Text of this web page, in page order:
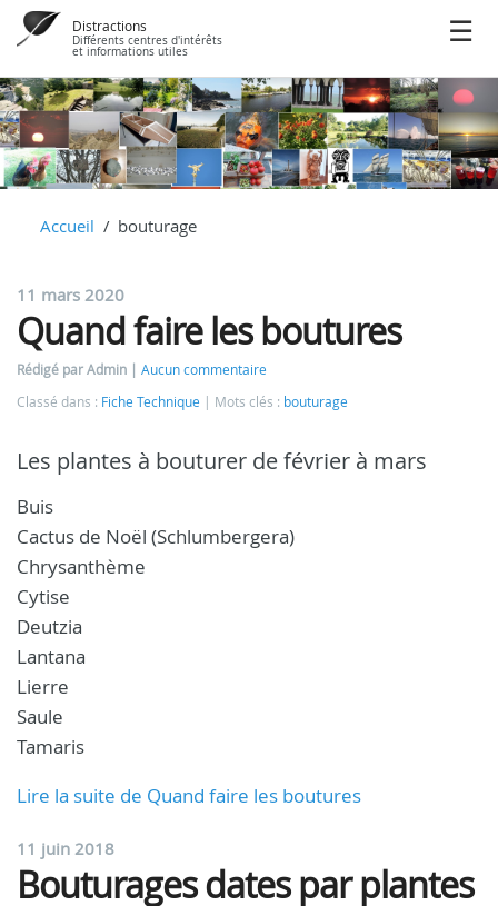
Distractions
Différents centres d'intérêts
et informations utiles
Accueil bouturage
11 mars 2020
Quand faire les boutures
Rédigé par Admin
Aucun commentaire
Classé dans : Fiche Technique Mots clés : bouturage
Les plantes à bouturer de février à mars
Buis
Cactus de Noël (Schlumbergera)
Chrysanthème
Cytise
Deutzia
Lantana
Lierre
Saule
Tamaris
Lire la suite de Quand faire les boutures
11 juin 2018
Bouturages dates par plantes